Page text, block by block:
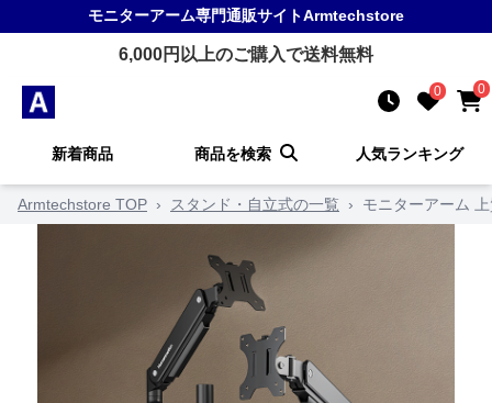
モニターアーム専門通販サイトArmtechstore
6,000円以上のご購入で送料無料
0 0
新着商品 商品を検索 人気ランキング
Armtechstore TOP › スタンド・自立式の一覧 › モニターアーム